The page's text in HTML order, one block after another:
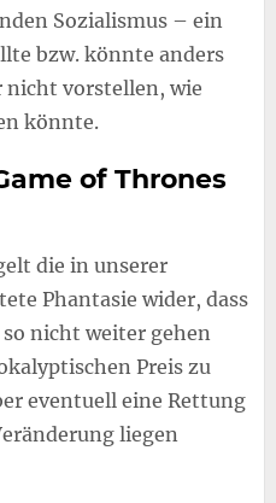
Sozialismus – ein
bzw. könnte anders
nicht vorstellen, wie
könnte.
of Thrones
die in unserer
Phantasie wider, dass
nicht weiter gehen
Preis zu
eventuell eine Rettung
liegen